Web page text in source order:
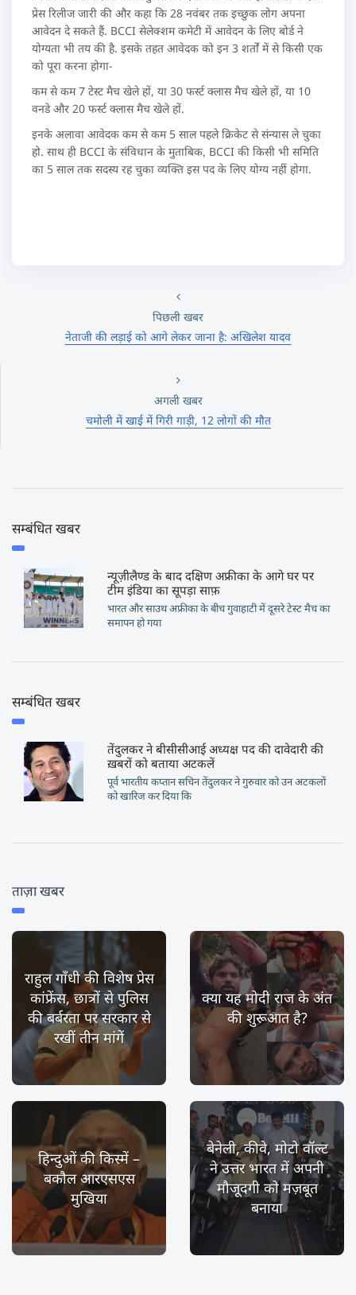
प्रेस रिलीज जारी की और कहा कि 28 नवंबर तक इच्छुक लोग अपना
आवेदन दे सकते हैं. BCCI सेलेक्शम कमेटी में आवेदन के लिए बोर्ड ने
योग्यता भी तय की है. इसके तहत आवेदक को इन 3 शर्तों में से किसी एक
को पूरा करना होगा-
कम से कम 7 टेस्ट मैच खेले हों, या 30 फर्स्ट क्लास मैच खेले हों, या 10
वनडे और 20 फर्स्ट क्लास मैच खेले हों.
इनके अलावा आवेदक कम से कम 5 साल पहले क्रिकेट से संन्यास ले चुका
हो. साथ ही BCCI के संविधान के मुताबिक, BCCI की किसी भी समिति
का 5 साल तक सदस्य रह चुका व्यक्ति इस पद के लिए योग्य नहीं होगा.
पिछली खबर
नेताजी की लड़ाई को आगे लेकर जाना है: अखिलेश यादव
अगली खबर
चमोली में खाई में गिरी गाड़ी, 12 लोगों की मौत
सम्बंधित खबर
न्यूज़ीलैण्ड के बाद दक्षिण अफ्रीका के आगे घर पर
टीम इंडिया का सूपड़ा साफ़
भारत और साउथ अफ्रीका के बीच गुवाहाटी में दूसरे टेस्ट मैच का
समापन हो गया
सम्बंधित खबर
तेंदुलकर ने बीसीसीआई अध्यक्ष पद की दावेदारी की
ख़बरों को बताया अटकलें
पूर्व भारतीय कप्तान सचिन तेंदुलकर ने गुरुवार को उन अटकलों
को खारिज कर दिया कि
ताज़ा खबर
राहुल गाँधी की विशेष प्रेस
कांफ्रेंस, छात्रों से पुलिस
की बर्बरता पर सरकार से
रखीं तीन मांगें
क्या यह मोदी राज के अंत
की शुरूआत है?
हिन्दुओं की किस्में –
बकौल आरएसएस
मुखिया
बेनेली, कीवे, मोटो वॉल्ट
ने उत्तर भारत में अपनी
मौजूदगी को मज़बूत
बनाया